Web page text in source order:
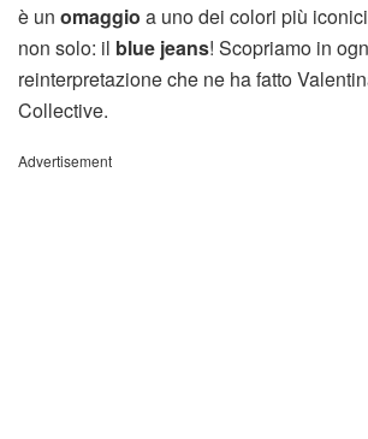
è un omaggio a uno dei colori più
non solo: il blue jeans! Scopriamo in
reinterpretazione che ne ha fatto
Collective.
Advertisement